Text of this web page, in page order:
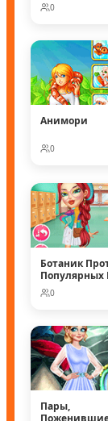
0
Анимори
0
Ботаник
Популярных
Кукол
0
Пары,